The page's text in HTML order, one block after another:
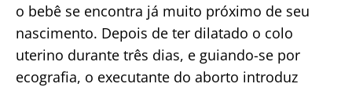
o bebê se encontra já muito próximo de seu
nascimento. Depois de ter dilatado o colo
uterino durante três dias, e guiando-se por
ecografia, o executante do aborto introduz